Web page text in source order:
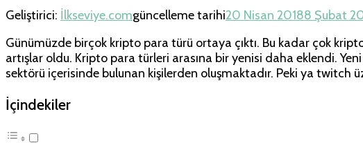
Geliştirici: İlkseviye.comgüncelleme tarihi20 Nisan 20188 Şubat
Günümüzde birçok kripto para türü ortaya çıktı. Bu kadar çok
artışlar oldu. Kripto para türleri arasına bir yenisi daha eklendi.
sektörü içerisinde bulunan kişilerden oluşmaktadır. Peki ya twitch
İçindekiler